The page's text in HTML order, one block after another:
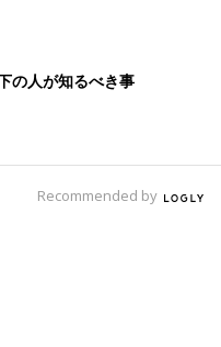
の人が知るべき事
Recommended by